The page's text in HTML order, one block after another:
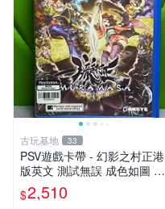
古玩基地 33
PSV遊戲卡帶 - 幻影之村正港
版英文 測試無誤 成色如圖 唯
美收藏推薦 幻影之村 正版PS
V 港版卡帶 成色保證 村正 港
$2,510